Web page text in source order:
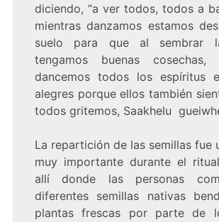
diciendo, “a ver todos, todos a
mientras danzamos estamos
suelo para que al sembrar
tengamos buenas
dancemos todos los espíritus
alegres porque ellos también
todos gritemos, Saakhelu
La repartición de las semillas fue
muy importante durante el
allí donde las personas
diferentes semillas nativas
plantas frescas por parte de